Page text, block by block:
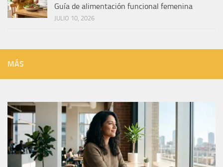
Guía de alimentación funcional femenina
JULIO 10, 2026
MÁS